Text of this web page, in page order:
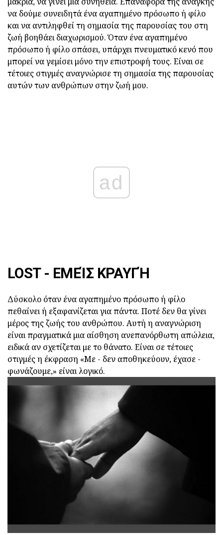
να δούμε συνειδητά ένα αγαπημένο πρόσωπο ή φίλο
και να αντιληφθεί τη σημασία της παρουσίας του στη
ζωή βοηθάει διαχωρισμού. Όταν ένα αγαπημένο
πρόσωπο ή φίλο σπάσει, υπάρχει πνευματικό κενό που
μπορεί να γεμίσει μόνο την επιστροφή τους. Είναι σε
τέτοιες στιγμές αναγνώρισε τη σημασία της παρουσίας
αυτών των ανθρώπων στην ζωή μου.
ad
LOST - ΕΜΕΊΣ ΚΡΑΥΓΉ
Δύσκολο όταν ένα αγαπημένο πρόσωπο ή φίλο
πεθαίνει ή εξαφανίζεται για πάντα. Ποτέ δεν θα γίνει
μέρος της ζωής του ανθρώπου. Αυτή η αναγνώριση
είναι πραγματικά μια αίσθηση ανεπανόρθωτη απώλεια,
ειδικά αν σχετίζεται με το θάνατο. Είναι σε τέτοιες
στιγμές η έκφραση «Με - δεν αποθηκεύουν, έχασε -
φωνάζουμε,» είναι λογικό.